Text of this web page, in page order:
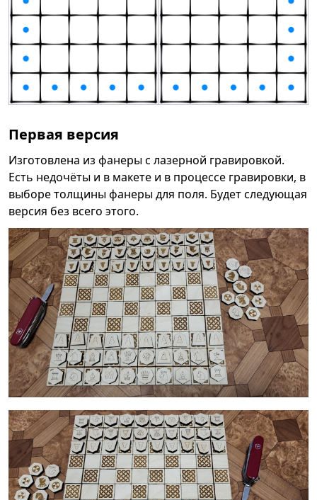
Первая версия
Изготовлена из фанеры с лазерной гравировкой.
Есть недочёты и в макете и в процессе гравировки, в
выборе толщины фанеры для поля. Будет следующая
версия без всего этого.